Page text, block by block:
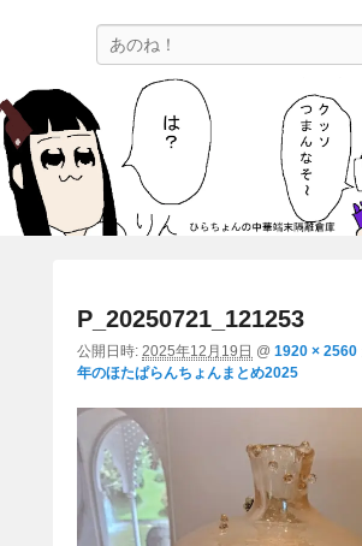
ひらちょんの中華端
ほたがページ上部にある検索バーを消して
P_20250721_121253
公開日時: 2025年12月19日 @ 1920 × 2560
年のほたぱらんちょんまとめ2025